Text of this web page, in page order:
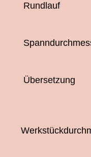
Rundlauf
Übersetzung